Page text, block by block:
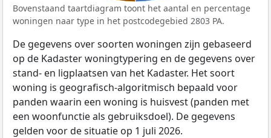
Bovenstaand taartdiagram toont het aantal en percentage
woningen naar type in het postcodegebied 2803 PA.
De gegevens over soorten woningen zijn gebaseerd
op de Kadaster woningtypering en de gegevens over
stand- en ligplaatsen van het Kadaster. Het soort
woning is geografisch-algoritmisch bepaald voor
panden waarin een woning is huisvest (panden met
een woonfunctie als gebruiksdoel). De gegevens
gelden voor de situatie op 1 juli 2026.